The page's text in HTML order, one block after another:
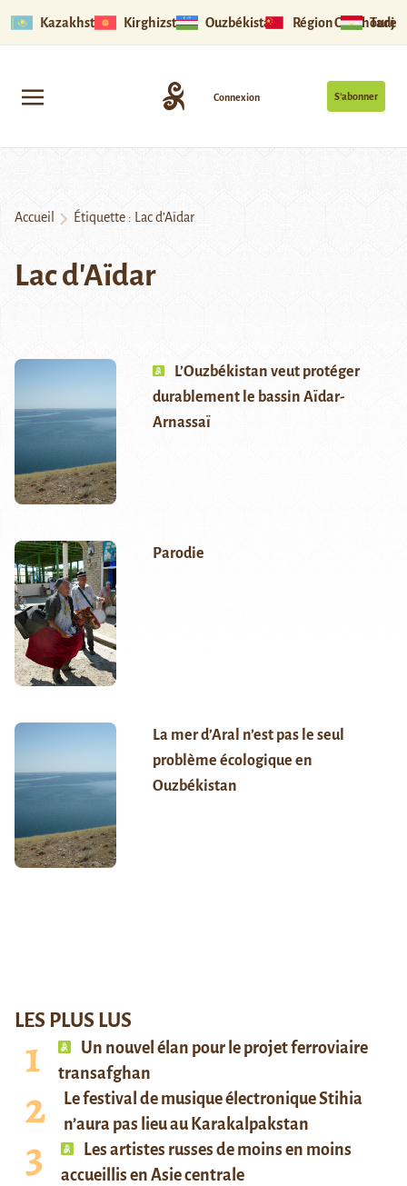
Kazakhstan Kirghizstan Ouzbékistan Région Ouïghoure
S’abonner
Connexion
Accueil Étiquette : Lac d’Aïdar
Lac d'Aïdar
L’Ouzbékistan veut protéger
durablement le bassin Aïdar-
Arnassaï
Parodie
La mer d’Aral n’est pas le seul
problème écologique en
Ouzbékistan
LES PLUS LUS
Un nouvel élan pour le projet ferroviaire
transafghan
Le festival de musique électronique Stihia
n’aura pas lieu au Karakalpakstan
Les artistes russes de moins en moins
accueillis en Asie centrale